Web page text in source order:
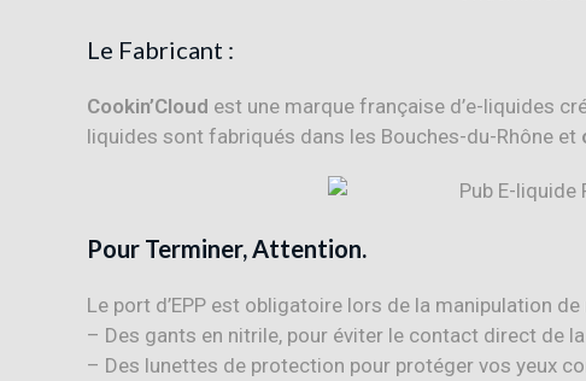
Le Fabricant :
Cookin’Cloud est une marque française d’e-liquides
liquides sont fabriqués dans les Bouches-du-Rhône et
Pour Terminer, Attention.
Le port d’EPP est obligatoire lors de la manipulation
– Des gants en nitrile, pour éviter le contact direct de la
– Des lunettes de protection pour protéger vos yeux